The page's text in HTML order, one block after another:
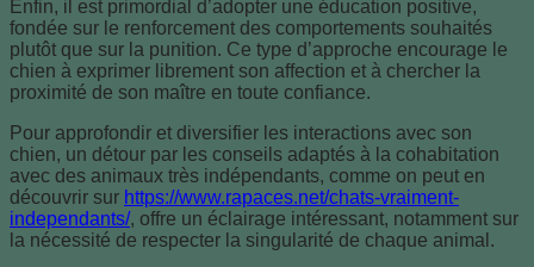
Enfin, il est primordial d’adopter une éducation positive,
fondée sur le renforcement des comportements souhaités
plutôt que sur la punition. Ce type d’approche encourage le
chien à exprimer librement son affection et à chercher la
proximité de son maître en toute confiance.
Pour approfondir et diversifier les interactions avec son
chien, un détour par les conseils adaptés à la cohabitation
avec des animaux très indépendants, comme on peut en
découvrir sur https://www.rapaces.net/chats-vraiment-
independants/, offre un éclairage intéressant, notamment sur
la nécessité de respecter la singularité de chaque animal.